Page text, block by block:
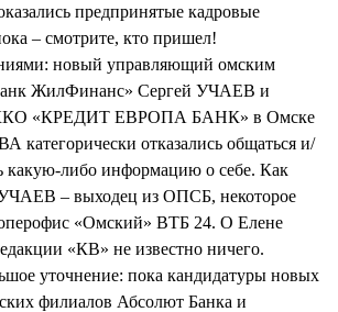
предпринятые кадровые
– смотрите, кто пришел!
новый управляющий омским
ЖилФинанс» Сергей УЧАЕВ и
ККО «КРЕДИТ ЕВРОПА БАНК» в Омске
отказались общаться и/
какую-либо информацию о себе. Как
УЧАЕВ – выходец из ОПСБ, некоторое
оперофис «Омский» ВТБ 24. О Елене
«КВ» не известно ничего.
уточнение: пока кандидатуры новых
филиалов Абсолют Банка и